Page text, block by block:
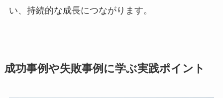
い、持続的な成長につながります。
成功事例や失敗事例に学ぶ実践ポイント